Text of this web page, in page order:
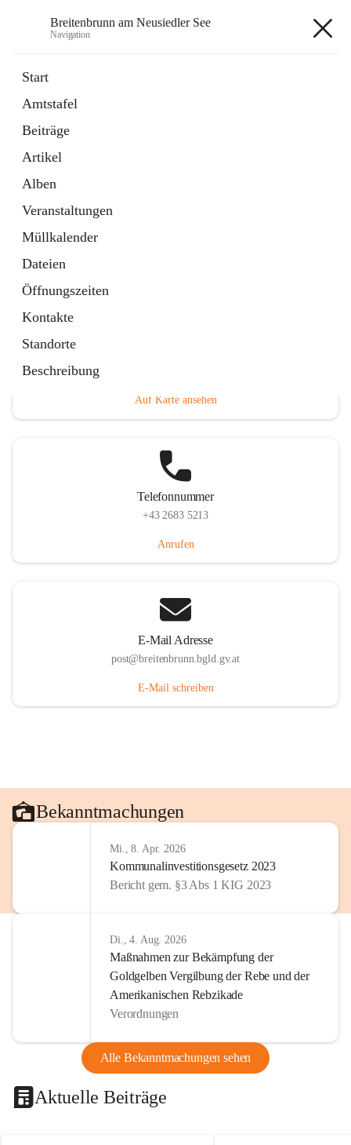
Breitenbrunn am Neusiedler See
Navigation
Start
Amtstafel
Beiträge
Artikel
Alben
Veranstaltungen
Müllkalender
Dateien
Öffnungszeiten
Kontakte
Standorte
Beschreibung
18 Schnellzugriffe
Gemeindeservice
Auf Karte ansehen
Telefonnummer
+43 2683 5213
Anrufen
E-Mail Adresse
post@breitenbrunn.bgld.gv.at
E-Mail schreiben
Bekanntmachungen
Mi., 8. Apr. 2026
Kommunalinvestitionsgesetz 2023
Bericht gem. §3 Abs 1 KIG 2023
Di., 4. Aug. 2026
Maßnahmen zur Bekämpfung der
Goldgelben Vergilbung der Rebe und der
Amerikanischen Rebzikade
Verordnungen
Alle Bekanntmachungen sehen
Aktuelle Beiträge